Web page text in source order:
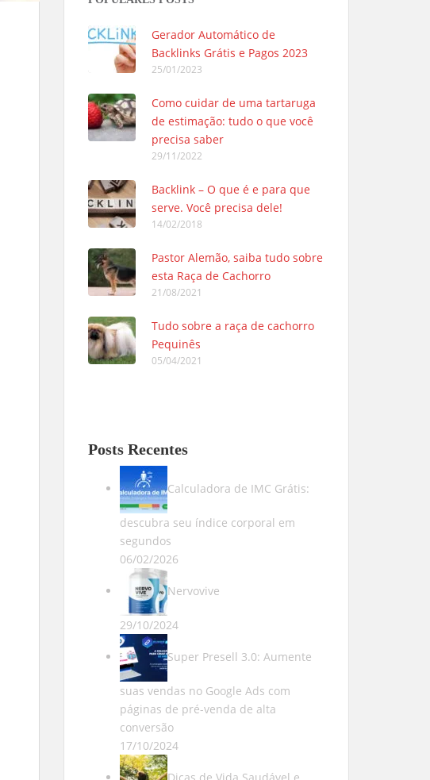
Gerador Automático de
Backlinks Grátis e Pagos 2023
25/01/2023
Como cuidar de uma tartaruga
de estimação: tudo o que você
precisa saber
29/11/2022
Backlink – O que é e para que
serve. Você precisa dele!
14/02/2018
Pastor Alemão, saiba tudo sobre
esta Raça de Cachorro
21/08/2021
Tudo sobre a raça de cachorro
Pequinês
05/04/2021
Posts Recentes
Calculadora de IMC Grátis:
descubra seu índice corporal em
segundos
06/02/2026
Nervovive
29/10/2024
Super Presell 3.0: Aumente
suas vendas no Google Ads com
páginas de pré-venda de alta
conversão
17/10/2024